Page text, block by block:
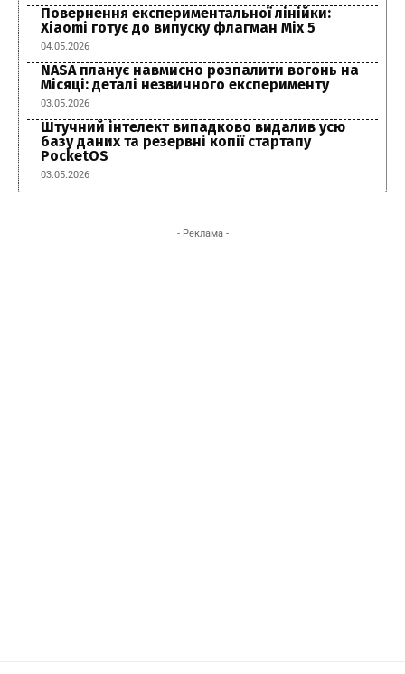
Повернення експериментальної лінійки:
Xiaomi готує до випуску флагман Mix 5
04.05.2026
NASA планує навмисно розпалити вогонь на
Місяці: деталі незвичного експерименту
03.05.2026
Штучний інтелект випадково видалив усю
базу даних та резервні копії стартапу
PocketOS
03.05.2026
- Реклама -